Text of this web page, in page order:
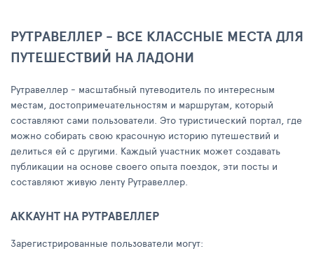
РУТРАВЕЛЛЕР - ВСЕ КЛАССНЫЕ МЕСТА ДЛЯ
ПУТЕШЕСТВИЙ НА ЛАДОНИ
Рутравеллер - масштабный путеводитель по интересным
местам, достопримечательностям и маршрутам, который
составляют сами пользователи. Это туристический портал, где
можно собирать свою красочную историю путешествий и
делиться ей с другими. Каждый участник может создавать
публикации на основе своего опыта поездок, эти посты и
составляют живую ленту Рутравеллер.
АККАУНТ НА РУТРАВЕЛЛЕР
Зарегистрированные пользователи могут: